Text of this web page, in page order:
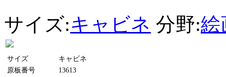
サイズ:キャビネ 分野:絵
サイズ
キャビネ
原板番号
13613